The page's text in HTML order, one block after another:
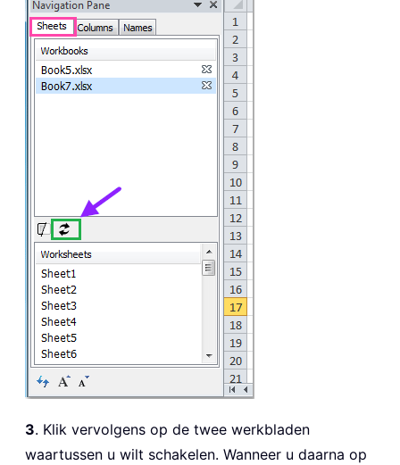
3. Klik vervolgens op de twee werkbladen
waartussen u wilt schakelen. Wanneer u daarna op